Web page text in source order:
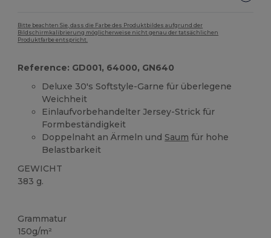
Bitte beachten Sie, dass die Farbe des Produktbildes aufgrund der
Bildschirmkalibrierung möglicherweise nicht genau der tatsächlichen
Produktfarbe entspricht.
Reference: GD001, 64000, GN640
Deluxe 30's Softstyle-Garne für überlegene
Weichheit
Einlaufvorbehandelter Jersey-Strick für
Formbeständigkeit
Doppelnaht an Ärmeln undSaum für hohe
Belastbarkeit
GEWICHT
383 g.
Grammatur
150g/m²